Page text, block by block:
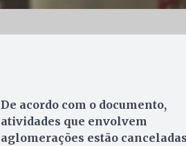
De acordo com o documento,
atividades que envolvem
aglomerações estão